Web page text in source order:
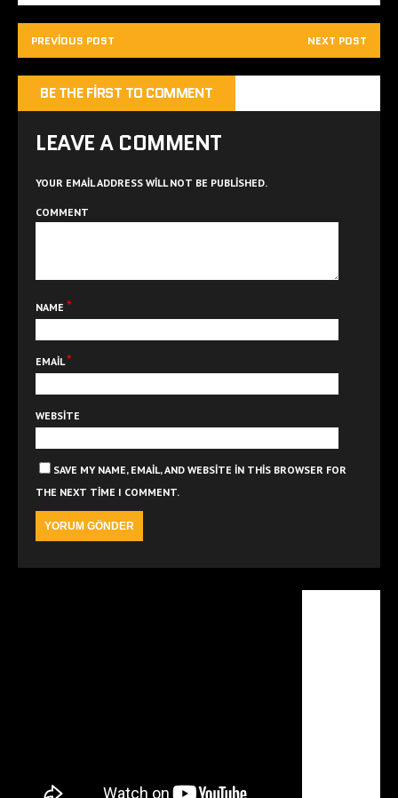
PREVIOUS POST NEXT POST
BE THE FIRST TO COMMENT
LEAVE A COMMENT
YOUR EMAIL ADDRESS WILL NOT BE PUBLISHED.
COMMENT
NAME *
EMAIL*
WEBSITE
SAVE MY NAME, EMAIL, AND WEBSITE IN THIS BROWSER FOR
THE NEXT TIME I COMMENT.